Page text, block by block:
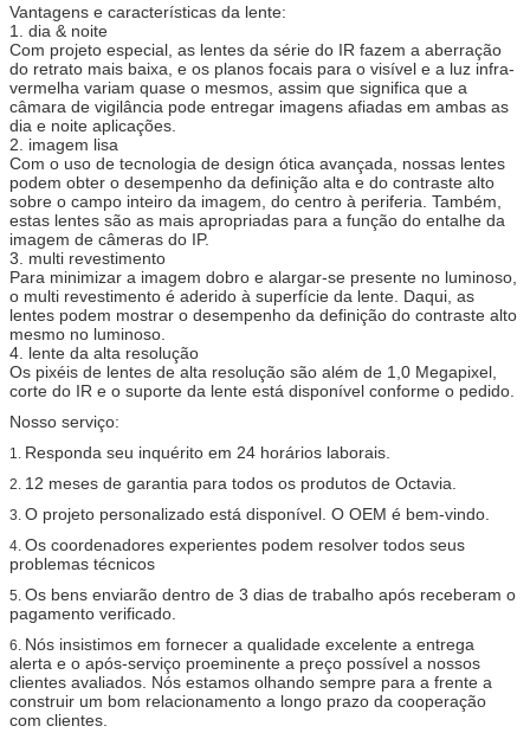
Vantagens e características da lente:
1. dia & noite
Com projeto especial, as lentes da série do IR fazem a aberração
do retrato mais baixa, e os planos focais para o visível e a luz infra-
vermelha variam quase o mesmos, assim que significa que a
câmara de vigilância pode entregar imagens afiadas em ambas as
dia e noite aplicações.
2. imagem lisa
Com o uso de tecnologia de design ótica avançada, nossas lentes
podem obter o desempenho da definição alta e do contraste alto
sobre o campo inteiro da imagem, do centro à periferia. Também,
estas lentes são as mais apropriadas para a função do entalhe da
imagem de câmeras do IP.
3. multi revestimento
Para minimizar a imagem dobro e alargar-se presente no luminoso,
o multi revestimento é aderido à superfície da lente. Daqui, as
lentes podem mostrar o desempenho da definição do contraste alto
mesmo no luminoso.
4. lente da alta resolução
Os pixéis de lentes de alta resolução são além de 1,0 Megapixel,
corte do IR e o suporte da lente está disponível conforme o pedido.
Nosso serviço:
1. Responda seu inquérito em 24 horários laborais.
2. 12 meses de garantia para todos os produtos de Octavia.
3. O projeto personalizado está disponível. O OEM é bem-vindo.
4. Os coordenadores experientes podem resolver todos seus
problemas técnicos
5. Os bens enviarão dentro de 3 dias de trabalho após receberam o
pagamento verificado.
6. Nós insistimos em fornecer a qualidade excelente a entrega
alerta e o após-serviço proeminente a preço possível a nossos
clientes avaliados. Nós estamos olhando sempre para a frente a
construir um bom relacionamento a longo prazo da cooperação
com clientes.